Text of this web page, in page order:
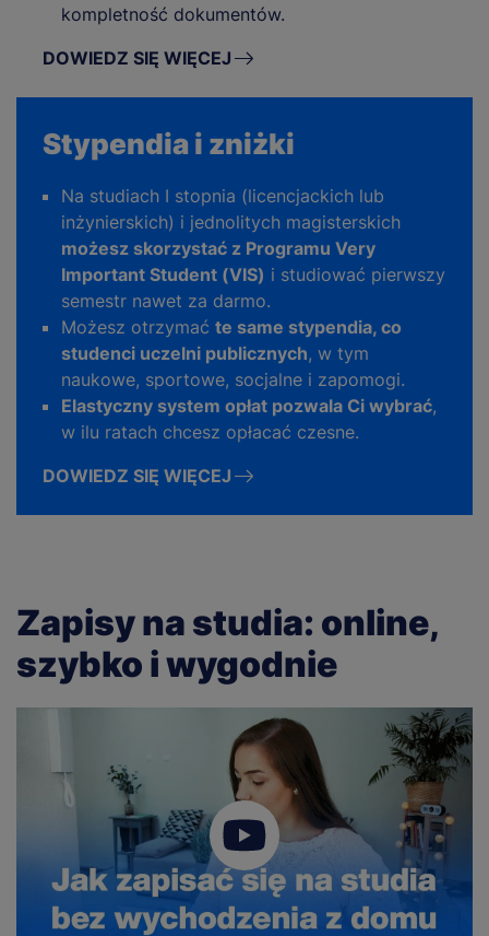
kompletność dokumentów.
DOWIEDZ SIĘ WIĘCEJ
Stypendia i zniżki
Na studiach I stopnia (licencjackich lub
inżynierskich) i jednolitych magisterskich
możesz skorzystać z Programu Very
Important Student (VIS) i studiować pierwszy
semestr nawet za darmo.
Możesz otrzymać te same stypendia, co
studenci uczelni publicznych, w tym
naukowe, sportowe, socjalne i zapomogi.
Elastyczny system opłat pozwala Ci wybrać,
w ilu ratach chcesz opłacać czesne.
DOWIEDZ SIĘ WIĘCEJ
Zapisy na studia: online,
szybko i wygodnie